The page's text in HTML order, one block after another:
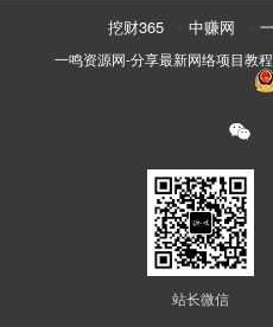
挖财365 中赚网
一鸣资源网-分享最新网络项目教
站长微信